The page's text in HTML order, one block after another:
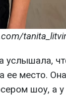
услышала,
ее место. Она
шоу, а у